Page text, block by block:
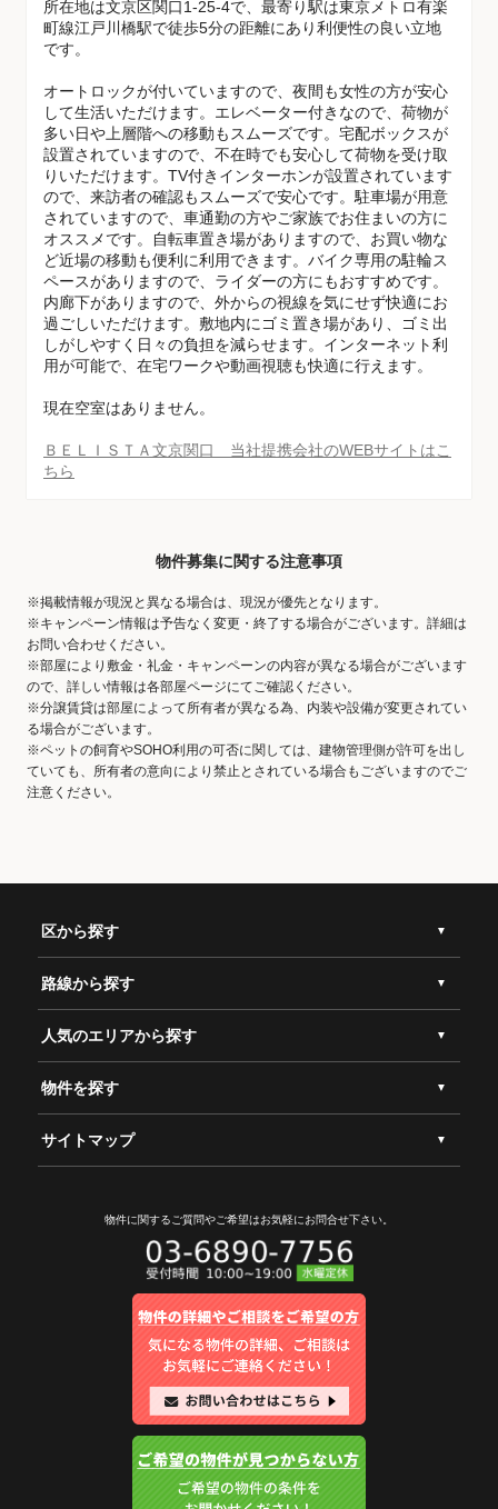
所在地は文京区関口1-25-4で、最寄り駅は東京メトロ有楽
町線江戸川橋駅で徒歩5分の距離にあり利便性の良い立地
です。
オートロックが付いていますので、夜間も女性の方が安心
して生活いただけます。エレベーター付きなので、荷物が
多い日や上層階への移動もスムーズです。宅配ボックスが
設置されていますので、不在時でも安心して荷物を受け取
りいただけます。TV付きインターホンが設置されています
ので、来訪者の確認もスムーズで安心です。駐車場が用意
されていますので、車通勤の方やご家族でお住まいの方に
オススメです。自転車置き場がありますので、お買い物な
ど近場の移動も便利に利用できます。バイク専用の駐輪ス
ペースがありますので、ライダーの方にもおすすめです。
内廊下がありますので、外からの視線を気にせず快適にお
過ごしいただけます。敷地内にゴミ置き場があり、ゴミ出
しがしやすく日々の負担を減らせます。インターネット利
用が可能で、在宅ワークや動画視聴も快適に行えます。
現在空室はありません。
ＢＥＬＩＳＴＡ文京関口 当社提携会社のWEBサイトはこ
ちら
物件募集に関する注意事項
※掲載情報が現況と異なる場合は、現況が優先となります。
※キャンペーン情報は予告なく変更・終了する場合がございます。詳細は
お問い合わせください。
※部屋により敷金・礼金・キャンペーンの内容が異なる場合がございます
ので、詳しい情報は各部屋ページにてご確認ください。
※分譲賃貸は部屋によって所有者が異なる為、内装や設備が変更されてい
る場合がございます。
※ペットの飼育やSOHO利用の可否に関しては、建物管理側が許可を出し
ていても、所有者の意向により禁止とされている場合もございますのでご
注意ください。
区から探す
路線から探す
人気のエリアから探す
物件を探す
サイトマップ
物件に関するご質問やご希望はお気軽にお問合せ下さい。